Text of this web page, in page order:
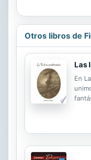
Otros libros de
Las
En